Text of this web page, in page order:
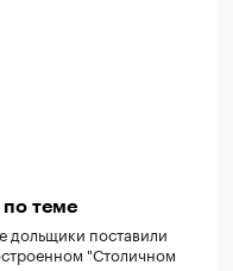
теме
дольщики поставили
"Столичном